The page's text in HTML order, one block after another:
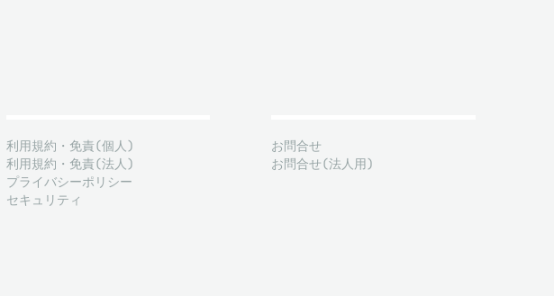
利用規約・免責(個人)
利用規約・免責(法人)
プライバシーポリシー
セキュリティ
お問合せ
お問合せ(法人用)